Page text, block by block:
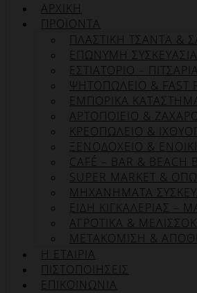
ΑΡΧΙΚΉ
ΠΡΟΪΌΝΤΑ
ΠΛΑΣΤΙΚΗ ΤΣΑΝΤΑ &
ΕΠΏΝΥΜΗ ΣΥΣΚΕΥΑΣΊΑ
ΕΣΤΙΑΤΟΡΙΟ – ΠΙΤΣΑΡΙΑ
ΨΗΤΟΠΩΛΕΙΟ & FAST
ΕΜΠΟΡΙΚΑ
ΑΡΤΟΠΟΙΕΙΟ &
ΚΡΕΟΠΩΛΕΙΟ &
ΞΕΝΟΔΟΧΕΙΟ &
CAFÉ – BAR & BEACH
SUPER MARKET &
ΜΗΧΑΝΗΜΑΤΑ
ΕΙΔΗ ΚΙΓΚΑΛΕΡΙΑΣ
ΑΓΡΟΤΙΚΑ &
ΜΕΤΑΚΟΜΙΣΗ &
Η ΕΤΑΙΡΊΑ
ΠΙΣΤΟΠΟΙΉΣΕΙΣ
ΕΠΙΚΟΙΝΩΝΊΑ